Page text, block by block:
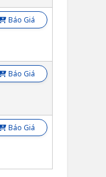
Báo Giá
Báo Giá
Báo Giá